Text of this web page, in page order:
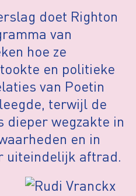
doet Righton
van
hoe ze
en politieke
van Poetin
terwijl de
dieper wegzakte in
en in
uiteindelijk aftrad.